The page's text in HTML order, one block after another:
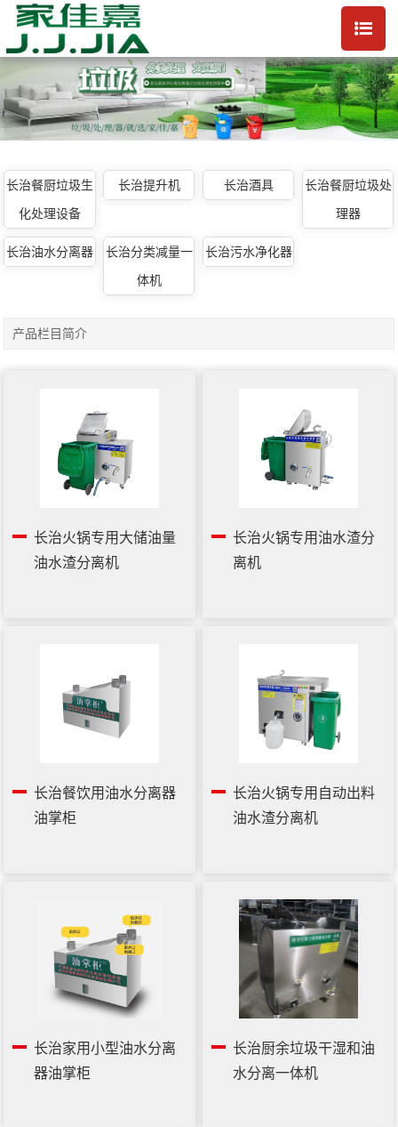
长治餐厨垃圾生
化处理设备
长治提升机 长治酒具
长治餐厨垃圾处
理器
长治油水分离器
长治分类减量一
体机
长治污水净化器
产品栏目简介
长治火锅专用大储油量
油水渣分离机
长治火锅专用油水渣分
离机
长治餐饮用油水分离器
油掌柜
长治火锅专用自动出料
油水渣分离机
长治家用小型油水分离
器油掌柜
长治厨余垃圾干湿和油
水分离一体机